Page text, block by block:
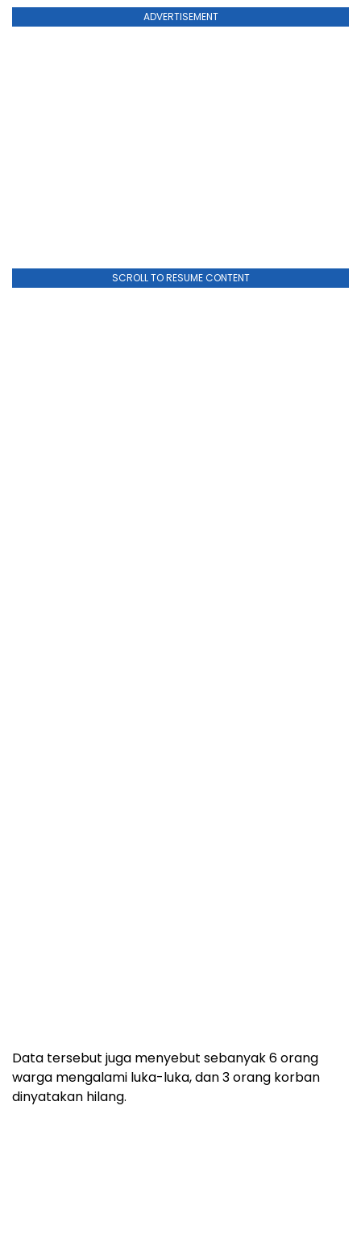
ADVERTISEMENT
SCROLL TO RESUME CONTENT
Data tersebut juga menyebut sebanyak 6 orang
warga mengalami luka-luka, dan 3 orang korban
dinyatakan hilang.